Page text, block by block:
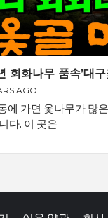
화나무 품속’대구
AGO
에 가면 옻나무가 많
다. 이 곳은